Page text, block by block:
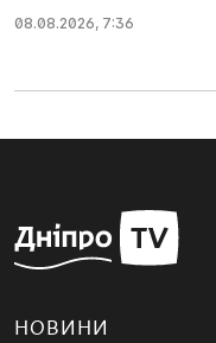
08.08.2026, 7:36
НОВИНИ